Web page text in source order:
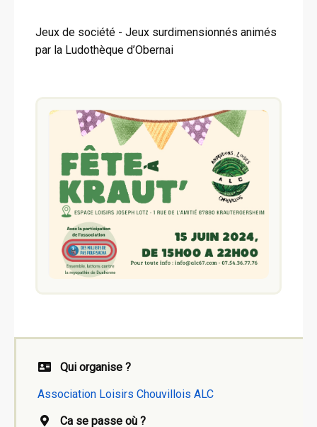
Jeux de société - Jeux surdimensionnés animés
par la Ludothèque d’Obernai
Qui organise ?
Association Loisirs Chouvillois ALC
Ca se passe où ?